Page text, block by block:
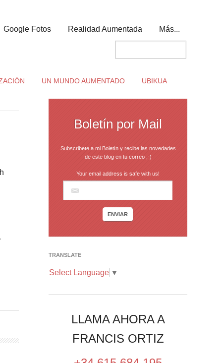
Google Fotos Realidad Aumentada Más...
UN MUNDO AUMENTADO UBIKUA
Boletín por Mail
Subscribete a mi Boletín y recibe las novedades
de este blog en tu correo ;-)
Your email address is safe with us!
TRANSLATE
Select Language ▼
LLAMA AHORA A
FRANCIS ORTIZ